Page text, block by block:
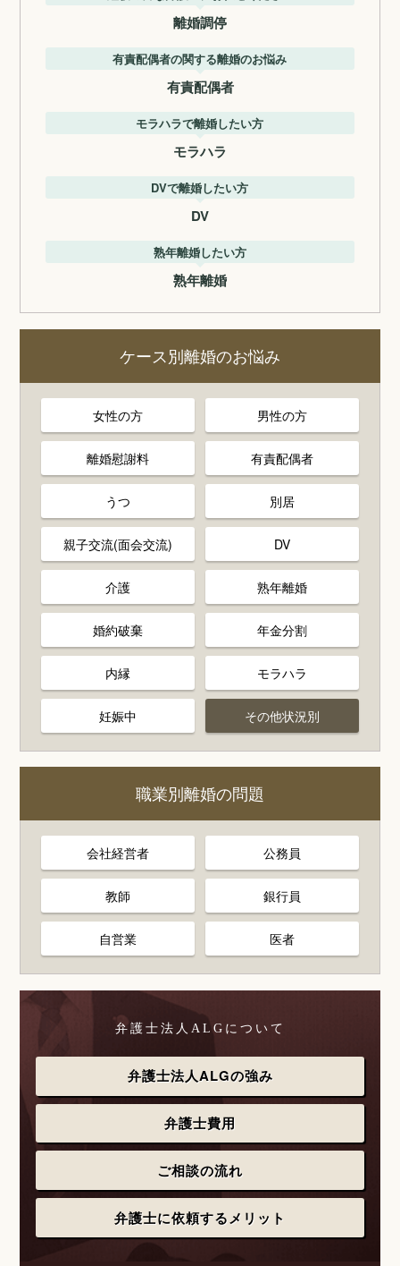
離婚調停
有責配偶者の関する離婚のお悩み
有責配偶者
モラハラで離婚したい方
モラハラ
DVで離婚したい方
DV
熟年離婚したい方
熟年離婚
ケース別離婚のお悩み
女性の方 男性の方
離婚慰謝料 有責配偶者
うつ 別居
親子交流(面会交流) DV
介護 熟年離婚
婚約破棄 年金分割
内縁 モラハラ
妊娠中 その他状況別
職業別離婚の問題
会社経営者 公務員
教師 銀行員
自営業 医者
弁護士法人ALGについて
弁護士法人ALGの強み
弁護士費用
ご相談の流れ
弁護士に依頼するメリット